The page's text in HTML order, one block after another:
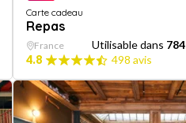
Carte cadeau
Repas
France Utilisable dans 784
4.8
498 avis